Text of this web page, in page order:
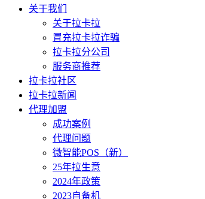
关于我们
关于拉卡拉
冒充拉卡拉诈骗
拉卡拉分公司
服务商推荐
拉卡拉社区
拉卡拉新闻
代理加盟
成功案例
代理问题
微智能POS（新）
25年拉生意
2024年政策
2023自备机